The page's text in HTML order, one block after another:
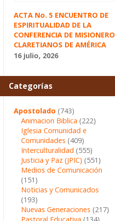
ACTA No. 5 ENCUENTRO DE
ESPIRITUALIDAD DE LA
CONFERENCIA DE MISIONERO
CLARETIANOS DE AMÉRICA
16 julio, 2026
Categorías
Apostolado (743)
Animacion Biblica (222)
Iglesia Comunidad e
Comunidades (409)
Interculturalidad (555)
Justicia y Paz (JPIC) (551)
Medios de Comunicación
(151)
Noticias y Comunicados
(193)
Nuevas Generaciones (217)